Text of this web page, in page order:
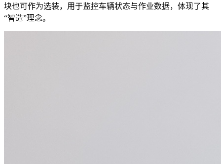
块也可作为选装，用于监控车辆状态与作业数据，体现了其
“智造”理念。